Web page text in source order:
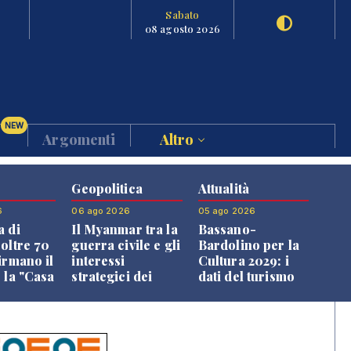
Sabato
08 agosto 2026
NEW
Argomenti Altro
di
70
il
"Casa
Geopolitica
06 ago 2026
Il Myanmar tra la
guerra civile e gli
interessi
strategici dei
Attualità
05 ago 2026
Bassano-
Bardolino per la
Cultura 2029: i
dati del turismo